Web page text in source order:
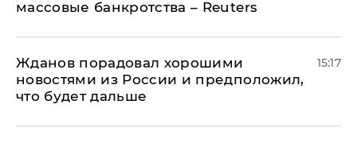
массовые банкротства – Reuters
Жданов порадовал хорошими
новостями из России и предположил,
что будет дальше
15:17